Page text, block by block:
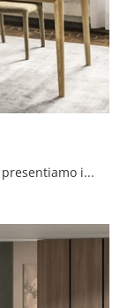
Se sei alla ricerca di tavoli fissi moderni, ti presentiamo il modello da pranzo in ceramica Adamo del brand Alf Da Frè.